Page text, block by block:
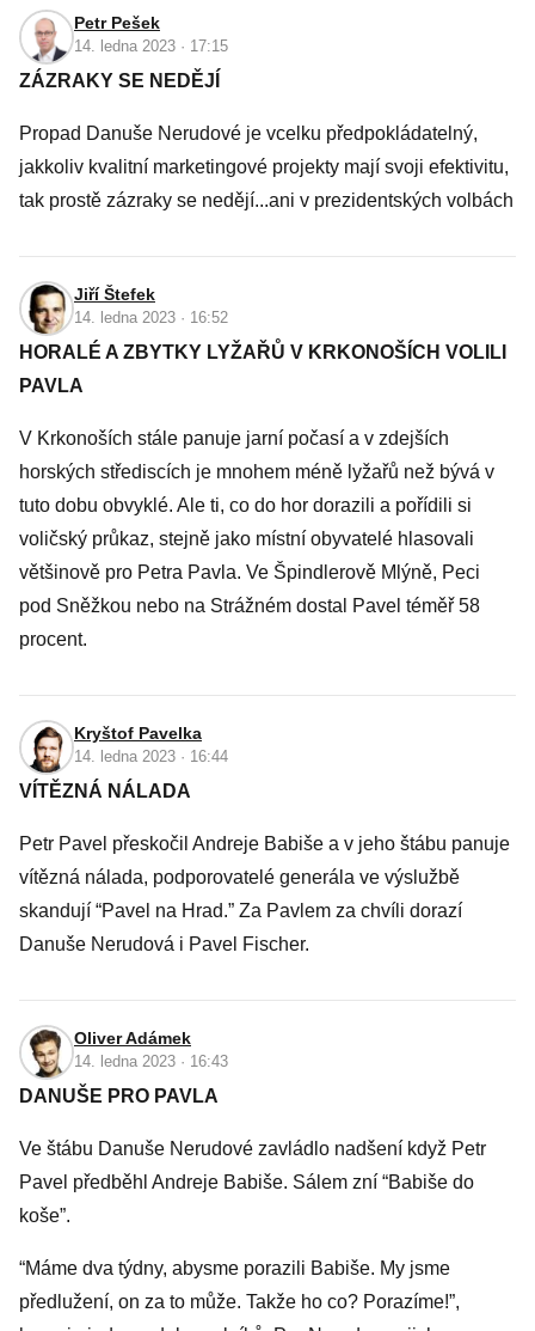
Petr Pešek
14. ledna 2023 · 17:15
ZÁZRAKY SE NEDĚJÍ
Propad Danuše Nerudové je vcelku předpokládatelný,
jakkoliv kvalitní marketingové projekty mají svoji efektivitu,
tak prostě zázraky se nedějí...ani v prezidentských volbách
Jiří Štefek
14. ledna 2023 · 16:52
HORALÉ A ZBYTKY LYŽAŘŮ V KRKONOŠÍCH VOLILI
PAVLA
V Krkonoších stále panuje jarní počasí a v zdejších
horských střediscích je mnohem méně lyžařů než bývá v
tuto dobu obvyklé. Ale ti, co do hor dorazili a pořídili si
voličský průkaz, stejně jako místní obyvatelé hlasovali
většinově pro Petra Pavla. Ve Špindlerově Mlýně, Peci
pod Sněžkou nebo na Strážném dostal Pavel téměř 58
procent.
Kryštof Pavelka
14. ledna 2023 · 16:44
VÍTĚZNÁ NÁLADA
Petr Pavel přeskočil Andreje Babiše a v jeho štábu panuje
vítězná nálada, podporovatelé generála ve výslužbě
skandují “Pavel na Hrad.” Za Pavlem za chvíli dorazí
Danuše Nerudová i Pavel Fischer.
Oliver Adámek
14. ledna 2023 · 16:43
DANUŠE PRO PAVLA
Ve štábu Danuše Nerudové zavládlo nadšení když Petr
Pavel předběhl Andreje Babiše. Sálem zní “Babiše do
koše”.
“Máme dva týdny, abysme porazili Babiše. My jsme
předlužení, on za to může. Takže ho co? Porazíme!”,